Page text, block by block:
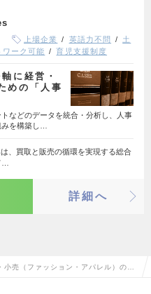
上場企業 英語力不問
土
ワーク可能 育児支援制度
に経営・
めの「人事
などのデータを統合・分析し、人事
を構築し…
、買取と販売の循環を実現する総合
詳細へ
小売（ファッション・アパレル）の人